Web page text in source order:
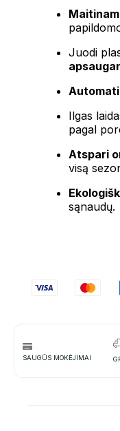
Juodi
Ilgas
pagal
Atspari
visą
sąnaudų.
SAUGŪS MOKĖJIMAI